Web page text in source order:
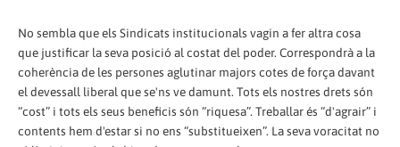
No sembla que els Sindicats institucionals vagin a fer altra cosa
que justificar la seva posició al costat del poder. Correspondrà a la
coherència de les persones aglutinar majors cotes de força davant
el devessall liberal que se'ns ve damunt. Tots els nostres drets són
“cost” i tots els seus beneficis són “riquesa”. Treballar és “d'agrair” i
contents hem d'estar si no ens “substitueixen”. La seva voracitat no